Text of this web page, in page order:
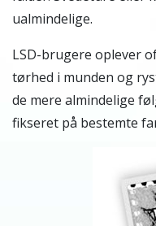
ualmindelige.
LSD-brugere oplever
tørhed i munden og
de mere almindelige
fikseret på bestemte